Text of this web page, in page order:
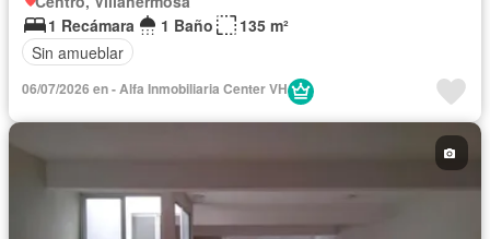
1 Recámara
1 Baño
135 m²
Sin amueblar
06/07/2026 en - Alfa Inmobiliaria Center VH